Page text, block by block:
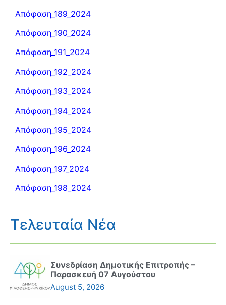
Απόφαση_189_2024
Απόφαση_190_2024
Απόφαση_191_2024
Απόφαση_192_2024
Απόφαση_193_2024
Απόφαση_194_2024
Απόφαση_195_2024
Απόφαση_196_2024
Απόφαση_197_2024
Απόφαση_198_2024
Τελευταία Νέα
Συνεδρίαση Δημοτικής Επιτροπής –
Παρασκευή 07 Αυγούστου
August 5, 2026